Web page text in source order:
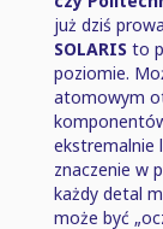
już dziś
SOLARIS to
poziomie.
atomowym
ekstremalnie
znaczenie w
każdy detal
może być